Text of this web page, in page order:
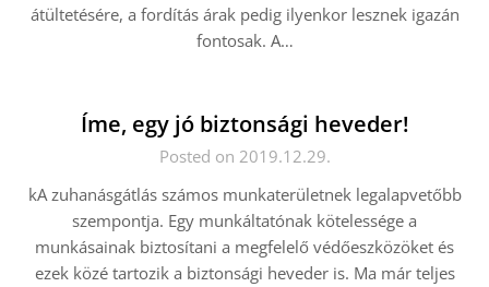
átültetésére, a fordítás árak pedig ilyenkor lesznek igazán
fontosak. A…
Íme, egy jó biztonsági heveder!
Posted on 2019.12.29.
kA zuhanásgátlás számos munkaterületnek legalapvetőbb
szempontja. Egy munkáltatónak kötelessége a
munkásainak biztosítani a megfelelő védőeszközöket és
ezek közé tartozik a biztonsági heveder is. Ma már teljes